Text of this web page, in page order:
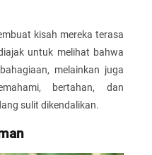
kisah mereka terasa
untuk melihat bahwa
melainkan juga
bertahan, dan
sulit dikendalikan.